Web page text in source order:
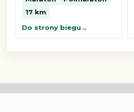
17 km
Do strony biegu